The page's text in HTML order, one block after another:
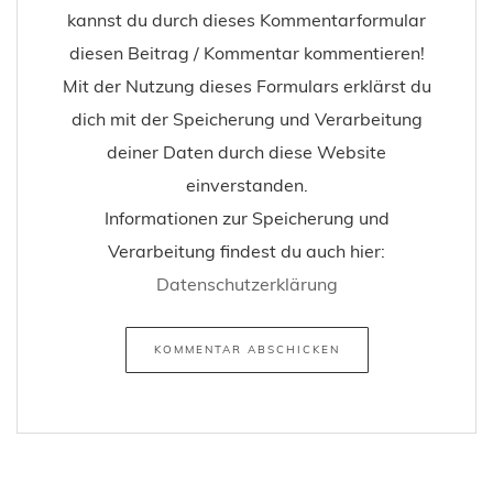
kannst du durch dieses Kommentarformular
diesen Beitrag / Kommentar kommentieren!
Mit der Nutzung dieses Formulars erklärst du
dich mit der Speicherung und Verarbeitung
deiner Daten durch diese Website
einverstanden.
Informationen zur Speicherung und
Verarbeitung findest du auch hier:
Datenschutzerklärung